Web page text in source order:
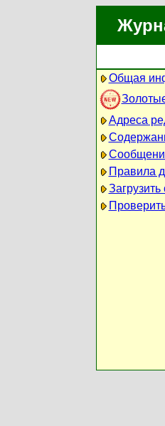
Общая
Адреса
Правила
Загрузить